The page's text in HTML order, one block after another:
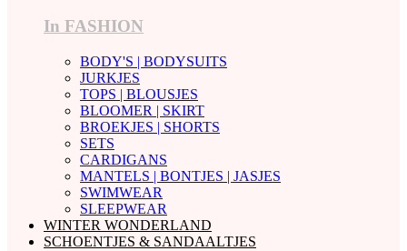
In FASHION
BODY'S | BODYSUITS
JURKJES
TOPS | BLOUSJES
BLOOMER | SKIRT
BROEKJES | SHORTS
SETS
CARDIGANS
MANTELS | BONTJES | JASJES
SWIMWEAR
SLEEPWEAR
WINTER WONDERLAND
SCHOENTJES & SANDAALTJES